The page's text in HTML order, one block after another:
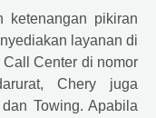
ketenangan pikiran
layanan di
Center di nomor
Chery juga
Towing. Apabila